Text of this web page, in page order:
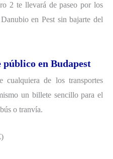
2 te llevará de paseo por los
en Pest sin bajarte del
en Budapest
cualquiera de los transportes
un billete sencillo para el
o tranvía.